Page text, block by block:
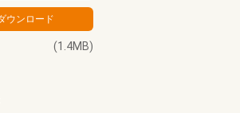
(1.4MB)